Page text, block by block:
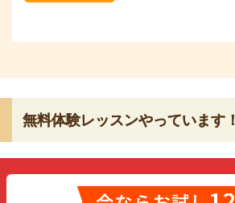
無料体験レッスンやっています！